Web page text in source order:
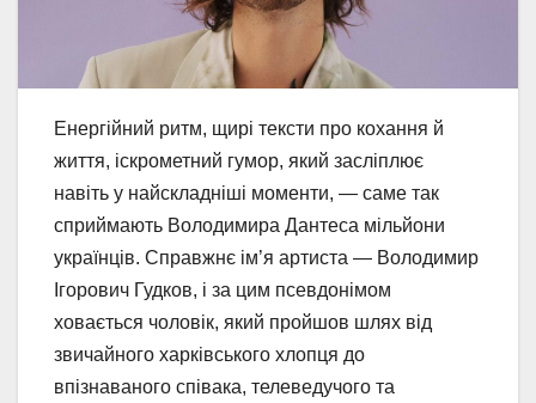
Енергійний ритм, щирі тексти про кохання й
життя, іскрометний гумор, який засліплює
навіть у найскладніші моменти, — саме так
сприймають Володимира Дантеса мільйони
українців. Справжнє ім’я артиста — Володимир
Ігорович Гудков, і за цим псевдонімом
ховається чоловік, який пройшов шлях від
звичайного харківського хлопця до
впізнаваного співака, телеведучого та